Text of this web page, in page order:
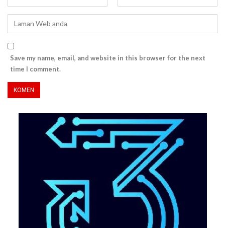
Save my name, email, and website in this browser for the next
time I comment.